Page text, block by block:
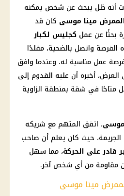
أنه ظل يبحث عن شخص يمكنه
مينا موسى كان قد
بحثًا عن عمل كجليس لكبار
واتصل بالضحية، مقلدًا
عمل مناسبة له. وعندما وافق
العرض، أخبره أن عليه القدوم إلى
متاحًا في شقة بمنطقة الزاوية
موسى، اتفق المتهم مع شريكه
الجريمة، حيث كان يعلم أن صاحب
قادر على الحركة، مما سهل
مقاومة من أي شخص آخر.
مينا موسى